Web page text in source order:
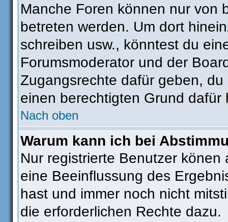
Manche Foren können nur von
betreten werden. Um dort
schreiben usw., könntest du
Forumsmoderator und der
Zugangsrechte dafür geben,
einen berechtigten Grund dafür
Nach oben
Warum kann ich bei
Nur registrierte Benutzer
eine Beeinflussung des
hast und immer noch nicht
die erforderlichen Rechte dazu.